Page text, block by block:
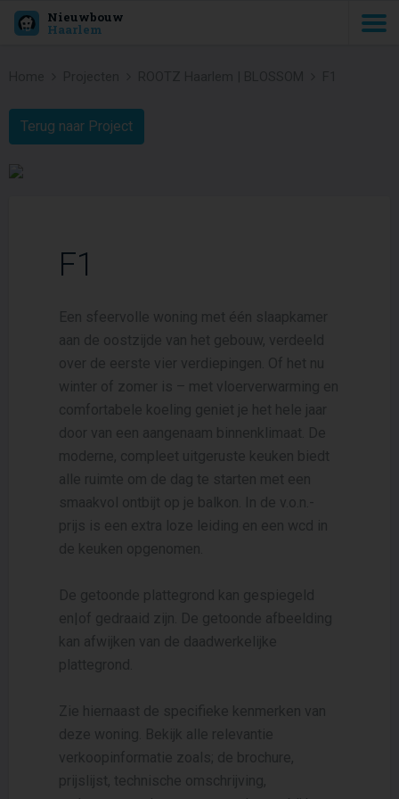
Nieuwbouw
Haarlem
Terug naar Project
F1
Een sfeervolle woning met één slaapkamer
aan de oostzijde van het gebouw, verdeeld
over de eerste vier verdiepingen. Of het nu
winter of zomer is – met vloerverwarming en
comfortabele koeling geniet je het hele jaar
door van een aangenaam binnenklimaat. De
moderne, compleet uitgeruste keuken biedt
alle ruimte om de dag te starten met een
smaakvol ontbijt op je balkon. In de v.o.n.-
prijs is een extra loze leiding en een wcd in
de keuken opgenomen.
De getoonde plattegrond kan gespiegeld
en|of gedraaid zijn. De getoonde afbeelding
kan afwijken van de daadwerkelijke
plattegrond.
Zie hiernaast de specifieke kenmerken van
deze woning. Bekijk alle relevantie
verkoopinformatie zoals; de brochure,
prijslijst, technische omschrijving,